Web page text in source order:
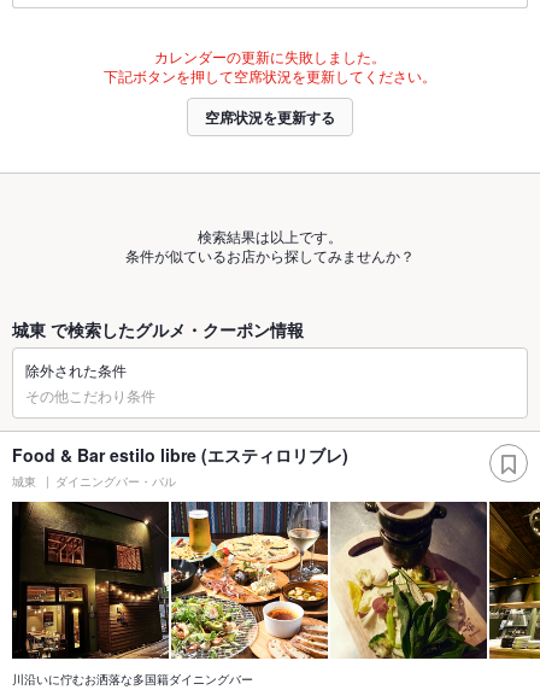
カレンダーの更新に失敗しました。
下記ボタンを押して空席状況を更新してください。
空席状況を更新する
検索結果は以上です。
条件が似ているお店から探してみませんか？
城東 で検索したグルメ・クーポン情報
除外された条件
その他こだわり条件
Food & Bar estilo libre (エスティロリブレ)
城東 ダイニングバー・バル
川沿いに佇むお洒落な多国籍ダイニングバー